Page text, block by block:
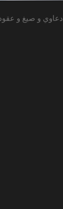
دعاوي و صيغ و عقود